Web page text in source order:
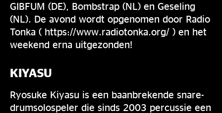
GIBFUM (DE), Bombstrap (NL) en Geseling
(NL). De avond wordt opgenomen door Radio
Tonka ( https://www.radiotonka.org/ ) en het
weekend erna uitgezonden!
KIYASU
Ryosuke Kiyasu is een baanbrekende snare-
drumsolospeler die sinds 2003 percussie een